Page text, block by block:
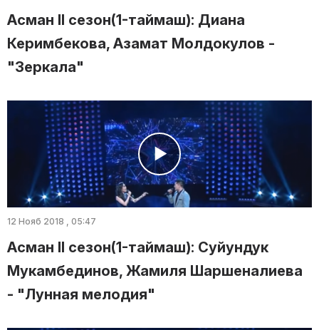
Асман II сезон(1-таймаш): Диана
Керимбекова, Азамат Молдокулов -
"Зеркала"
12 Нояб 2018 , 05:47
Асман II сезон(1-таймаш): Суйундук
Мукамбединов, Жамиля Шаршеналиева
- "Лунная мелодия"